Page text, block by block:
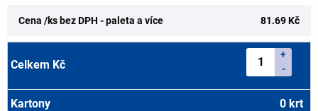
Cena /ks bez DPH - paleta a více 81.69 Kč
+
-
0 krt